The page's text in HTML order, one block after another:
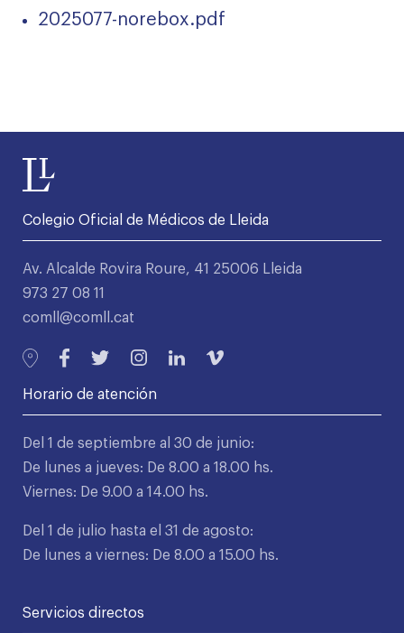
2025077-norebox.pdf
Colegio Oficial de Médicos de Lleida
Av. Alcalde Rovira Roure, 41 25006 Lleida
973 27 08 11
comll@comll.cat
Horario de atención
Del 1 de septiembre al 30 de junio:
De lunes a jueves: De 8.00 a 18.00 hs.
Viernes: De 9.00 a 14.00 hs.
Del 1 de julio hasta el 31 de agosto:
De lunes a viernes: De 8.00 a 15.00 hs.
Servicios directos